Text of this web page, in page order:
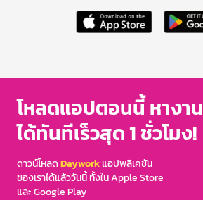
โหลดแอปตอนนี้ หางาน
ได้ทันทีเร็วสุด 1 ชั่วโมง!
ดาวน์โหลดDayworkแอปพลิเคชัน
ของเราได้แล้ววันนี้ ทั้งใน Apple Store
และ Google Play